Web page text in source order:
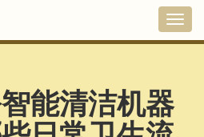
切
能清洁机器